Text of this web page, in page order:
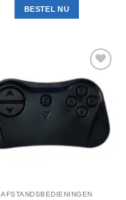
BESTEL NU
Toevoegen
aan
verlanglijst
AFSTANDSBEDIENINGEN